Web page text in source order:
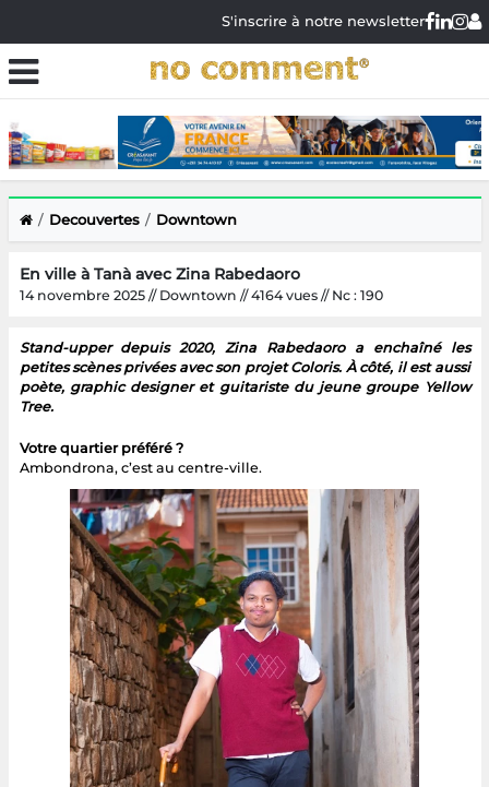
S'inscrire à notre newsletter
Decouvertes Downtown
En ville à Tanà avec Zina Rabedaoro
14 novembre 2025 // Downtown // 4164 vues // Nc : 190
Stand-upper depuis 2020, Zina Rabedaoro a enchaîné les
petites scènes privées avec son projet Coloris. À côté, il est aussi
poète, graphic designer et guitariste du jeune groupe Yellow
Tree.
Votre quartier préféré ?
Ambondrona, c’est au centre-ville.